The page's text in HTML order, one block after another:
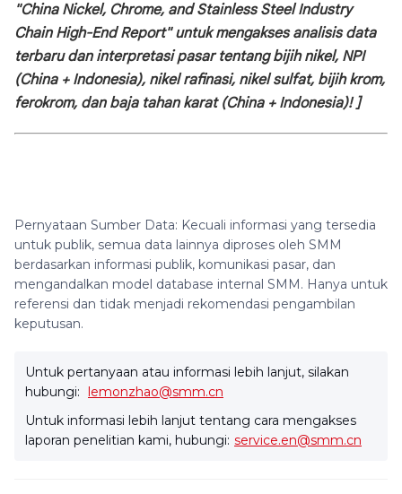
"China Nickel, Chrome, and Stainless Steel Industry
Chain High-End Report" untuk mengaksesanalisis data
terbaru dan interpretasi pasar tentang bijih nikel, NPI
(China + Indonesia), nikel rafinasi, nikel sulfat, bijih krom,
ferokrom, dan baja tahan karat (China + Indonesia)!]
Pernyataan Sumber Data: Kecuali informasi yang tersedia
untuk publik, semua data lainnya diproses oleh SMM
berdasarkan informasi publik, komunikasi pasar, dan
mengandalkan model database internal SMM. Hanya untuk
referensi dan tidak menjadi rekomendasi pengambilan
keputusan.
Untuk pertanyaan atau informasi lebih lanjut, silakan
hubungi: lemonzhao@smm.cn
Untuk informasi lebih lanjut tentang cara mengakses
laporan penelitian kami, hubungi: service.en@smm.cn